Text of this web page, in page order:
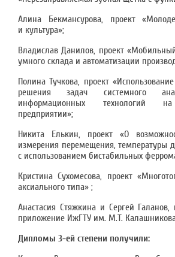
Алина Бекмансурова, проект
и культура»;
Владислав Данилов, проект
умного склада и автоматизации
Полина Тучкова, проект
решения задач системного
информационных технологий
предприятии»;
Никита Елькин, проект «О
измерения перемещения, температуры
с использованием бистабильных
Кристина Сухомесова, проект
аксиального типа» ;
Анастасия Стяжкина и Сергей
приложение ИжГТУ им. М.Т.
Дипломы 3-ей степени получили: